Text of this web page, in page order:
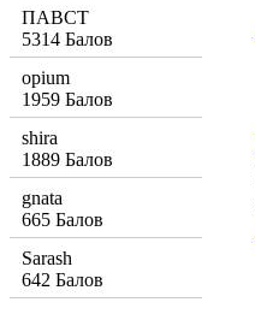
ПАВСТ
5314 Балов
opium
1959 Балов
shira
1889 Балов
gnata
665 Балов
Sarash
642 Балов